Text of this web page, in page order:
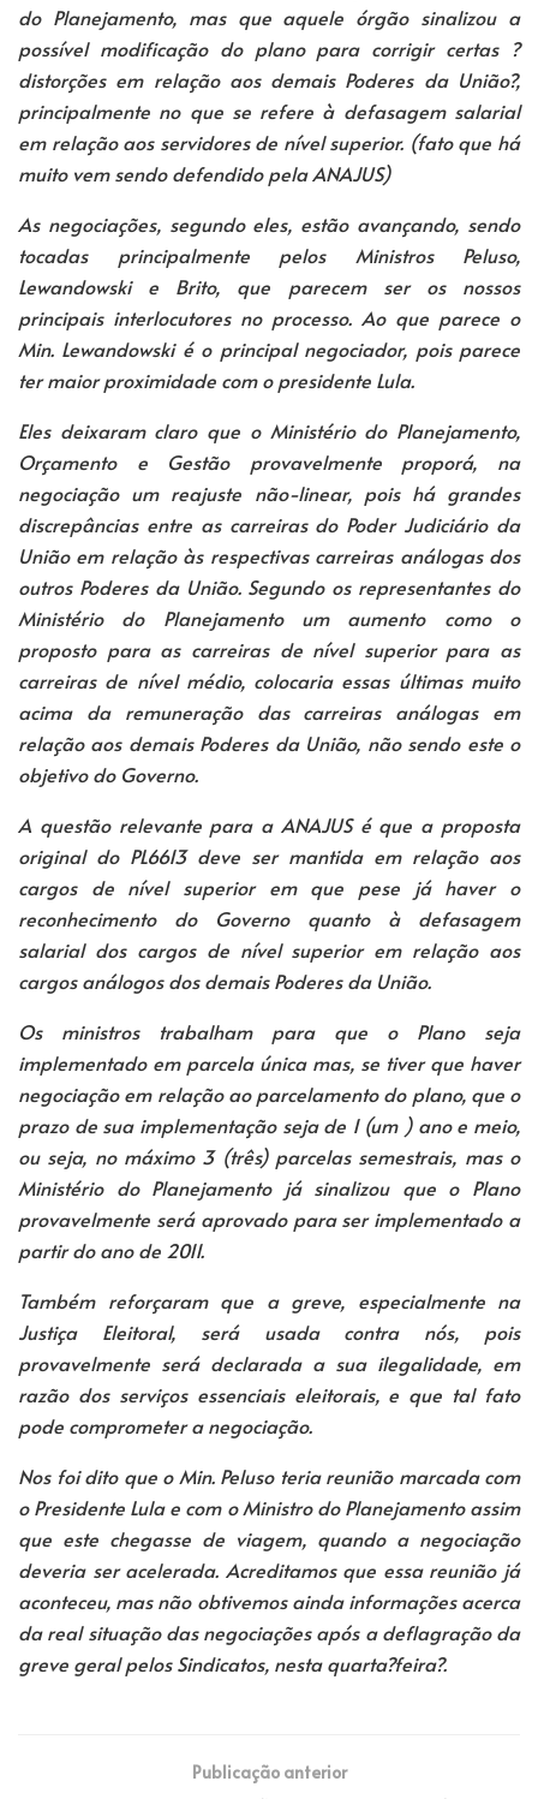
do Planejamento, mas que aquele órgão sinalizou a
possível modificação do plano para corrigir certas ?
distorções em relação aos demais Poderes da União?,
principalmente no que se refere à defasagem salarial
em relação aos servidores de nível superior. (fato que há
muito vem sendo defendido pela ANAJUS)
As negociações, segundo eles, estão avançando, sendo
tocadas principalmente pelos Ministros Peluso,
Lewandowski e Brito, que parecem ser os nossos
principais interlocutores no processo. Ao que parece o
Min. Lewandowski é o principal negociador, pois parece
ter maior proximidade com o presidente Lula.
Eles deixaram claro que o Ministério do Planejamento,
Orçamento e Gestão provavelmente proporá, na
negociação um reajuste não-linear, pois há grandes
discrepâncias entre as carreiras do Poder Judiciário da
União em relação às respectivas carreiras análogas dos
outros Poderes da União. Segundo os representantes do
Ministério do Planejamento um aumento como o
proposto para as carreiras de nível superior para as
carreiras de nível médio, colocaria essas últimas muito
acima da remuneração das carreiras análogas em
relação aos demais Poderes da União, não sendo este o
objetivo do Governo.
A questão relevante para a ANAJUS é que a proposta
original do PL6613 deve ser mantida em relação aos
cargos de nível superior em que pese já haver o
reconhecimento do Governo quanto à defasagem
salarial dos cargos de nível superior em relação aos
cargos análogos dos demais Poderes da União.
Os ministros trabalham para que o Plano seja
implementado em parcela única mas, se tiver que haver
negociação em relação ao parcelamento do plano, que o
prazo de sua implementação seja de 1 (um ) ano e meio,
ou seja, no máximo 3 (três) parcelas semestrais, mas o
Ministério do Planejamento já sinalizou que o Plano
provavelmente será aprovado para ser implementado a
partir do ano de 2011.
Também reforçaram que a greve, especialmente na
Justiça Eleitoral, será usada contra nós, pois
provavelmente será declarada a sua ilegalidade, em
razão dos serviços essenciais eleitorais, e que tal fato
pode comprometer a negociação.
Nos foi dito que o Min. Peluso teria reunião marcada com
o Presidente Lula e com o Ministro do Planejamento assim
que este chegasse de viagem, quando a negociação
deveria ser acelerada. Acreditamos que essa reunião já
aconteceu, mas não obtivemos ainda informações acerca
da real situação das negociações após a deflagração da
greve geral pelos Sindicatos, nesta quarta?feira?.
Publicação anterior